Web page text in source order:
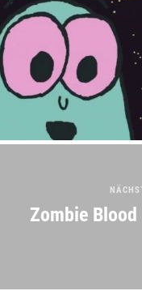
Zombie Blood